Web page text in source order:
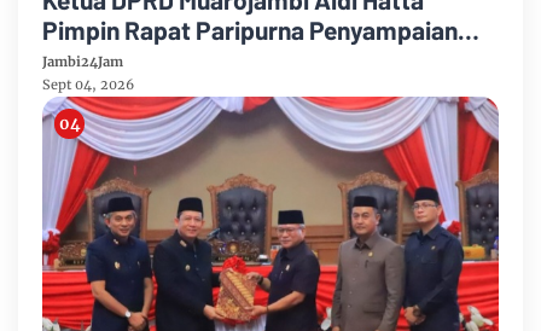
Pimpin Rapat Paripurna Penyampaian
Rancangan Perubahan KUA-PPAS Tahun
Anggaran 2026
Jambi24Jam
Sept 04, 2026